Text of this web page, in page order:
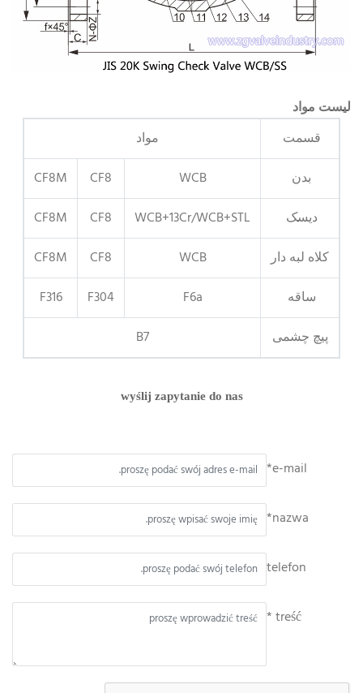
لیست مواد
قسمت
مواد
بدن
WCB
CF8
CF8M
دیسک
WCB+13Cr/WCB+STL
CF8
CF8M
کلاه لبه دار
WCB
CF8
CF8M
ساقه
F6a
F304
F316
پیچ چشمی
B7
wyślij zapytanie do nas
e-mail*
nazwa*
telefon
treść *